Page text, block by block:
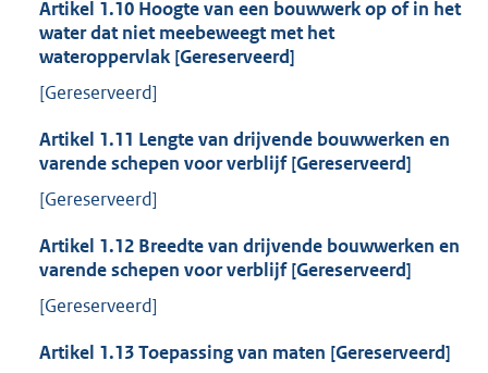
Artikel 1.10 Hoogte van een bouwwerk op of in het
water dat niet meebeweegt met het
wateroppervlak [Gereserveerd]
[Gereserveerd]
Artikel 1.11 Lengte van drijvende bouwwerken en
varende schepen voor verblijf [Gereserveerd]
[Gereserveerd]
Artikel 1.12 Breedte van drijvende bouwwerken en
varende schepen voor verblijf [Gereserveerd]
[Gereserveerd]
Artikel 1.13Toepassing van maten [Gereserveerd]